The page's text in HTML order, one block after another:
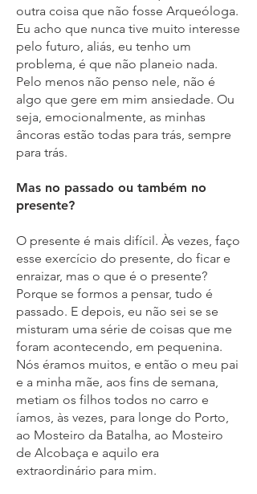
outra coisa que não fosse Arqueóloga.
Eu acho que nunca tive muito interesse
pelo futuro, aliás, eu tenho um
problema, é que não planeio nada.
Pelo menos não penso nele, não é
algo que gere em mim ansiedade. Ou
seja, emocionalmente, as minhas
âncoras estão todas para trás, sempre
para trás.
Mas no passado ou também no
presente?
O presente é mais difícil. Às vezes, faço
esse exercício do presente, do ficar e
enraizar, mas o que é o presente?
Porque se formos a pensar, tudo é
passado. E depois, eu não sei se se
misturam uma série de coisas que me
foram acontecendo, em pequenina.
Nós éramos muitos, e então o meu pai
e a minha mãe, aos fins de semana,
metiam os filhos todos no carro e
íamos, às vezes, para longe do Porto,
ao Mosteiro da Batalha, ao Mosteiro
de Alcobaça e aquilo era
extraordinário para mim.